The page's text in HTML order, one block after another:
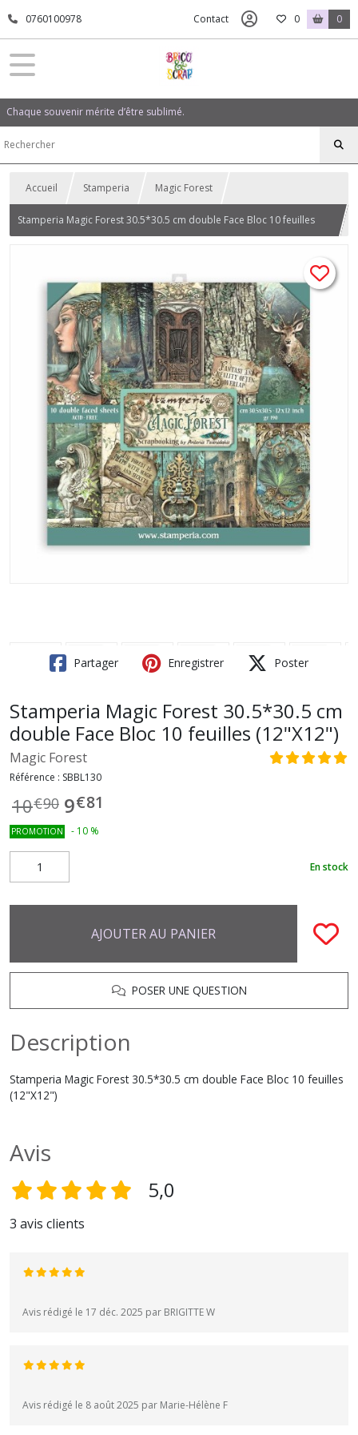
0760100978 Contact 0 0
Chaque souvenir mérite d’être sublimé.
Accueil Stamperia Magic Forest
Stamperia Magic Forest 30.5*30.5 cm double Face Bloc 10 feuilles
Partager Enregistrer Poster
Stamperia Magic Forest 30.5*30.5 cm
double Face Bloc 10 feuilles (12"X12")
Magic Forest
Référence : SBBL130
10€90 9€81
PROMOTION - 10 %
En stock
AJOUTER AU PANIER
POSER UNE QUESTION
Description
Stamperia Magic Forest 30.5*30.5 cm double Face Bloc 10 feuilles
(12"X12")
Avis
5,0
3 avis clients
Avis rédigé le 17 déc. 2025 par BRIGITTE W
Avis rédigé le 8 août 2025 par Marie-Hélène F